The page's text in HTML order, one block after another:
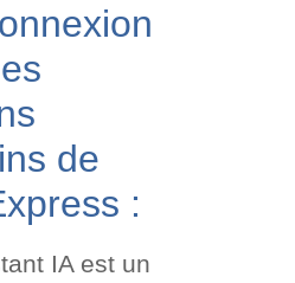
de
:
IA est un